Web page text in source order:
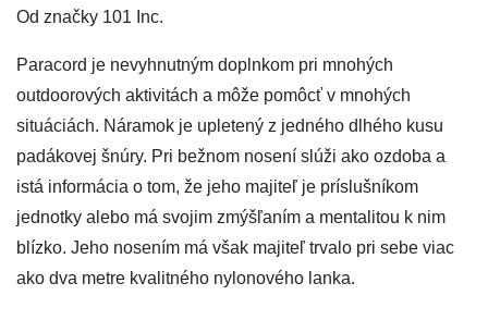
Od značky 101 Inc.
Paracord je nevyhnutným doplnkom pri mnohých
outdoorových aktivitách a môže pomôcť v mnohých
situáciách. Náramok je upletený z jedného dlhého kusu
padákovej šnúry. Pri bežnom nosení slúži ako ozdoba a
istá informácia o tom, že jeho majiteľ je príslušníkom
jednotky alebo má svojim zmýšľaním a mentalitou k nim
blízko. Jeho nosením má však majiteľ trvalo pri sebe viac
ako dva metre kvalitného nylonového lanka.